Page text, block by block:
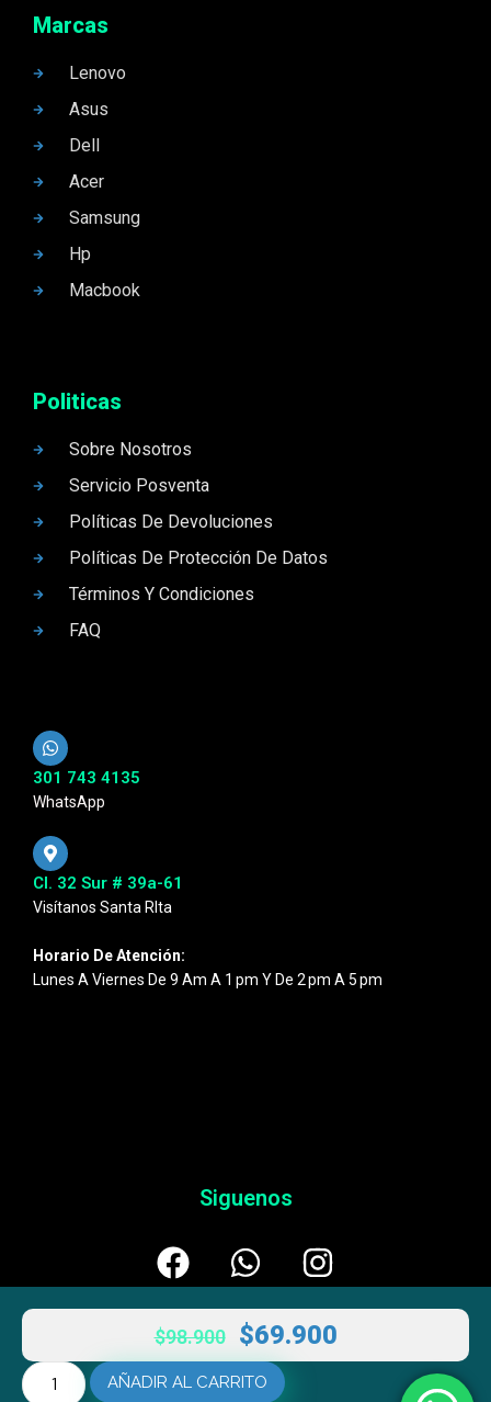
$98.900 $69.900
AÑADIR AL CARRITO
Marcas
Lenovo
Asus
Dell
Acer
Samsung
Hp
Macbook
Politicas
Sobre Nosotros
Servicio Posventa
Políticas De Devoluciones
Políticas De Protección De Datos
Términos Y Condiciones
FAQ
301 743 4135
WhatsApp
Cl. 32 Sur # 39a-61
Visítanos Santa RIta
Horario De Atención:
Lunes A Viernes De 9 Am A 1 Pm Y De 2 Pm A 5 Pm
Siguenos